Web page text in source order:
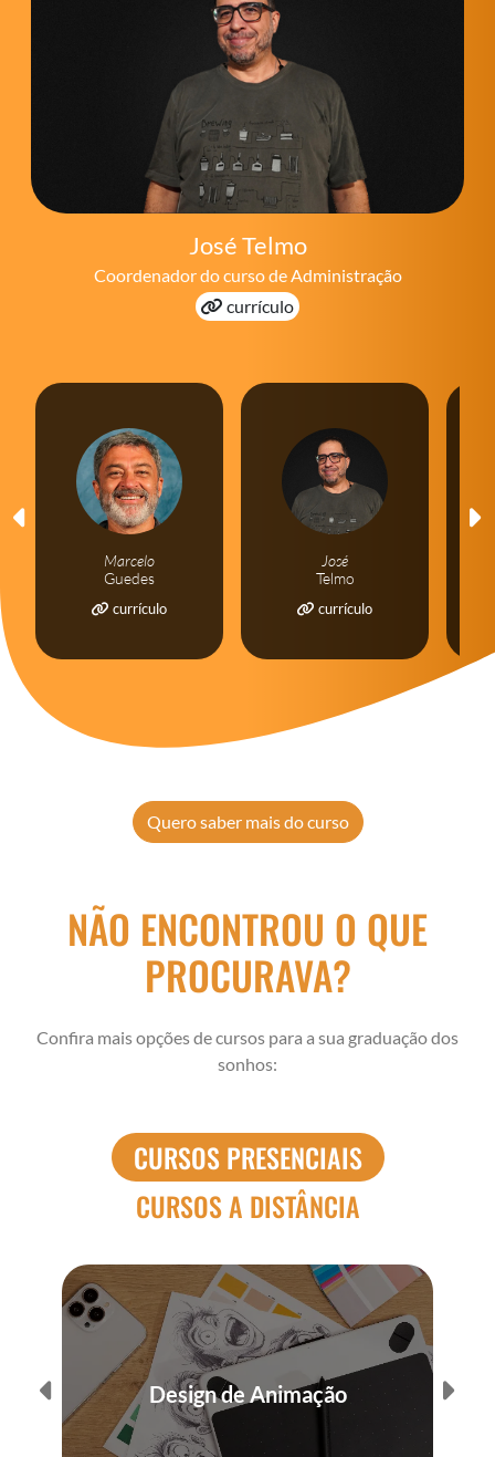
José Telmo
Coordenador do curso
currículo
Marcelo
Guedes
currículo
José
Telmo
currículo
Quero saber mais do curso
NÃO ENCONTROU O QUE
PROCURAVA?
Confira mais opções de cursos para a sua graduação dos
sonhos:
CURSOS PRESENCIAIS
CURSOS A DISTÂNCIA
Design de Animação